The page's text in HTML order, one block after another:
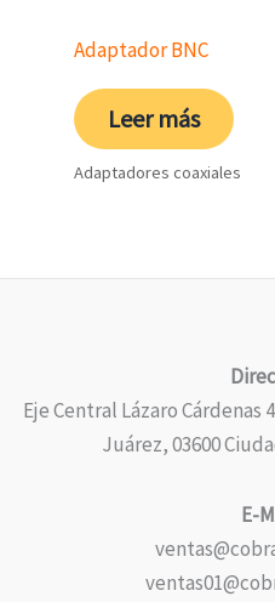
Adaptador BNC
Leer más
Adaptadores coaxiales
Eje Central Lázaro
Juárez, 03600
E-